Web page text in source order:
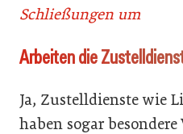
Schließungen um
Arbeiten die
Ja, Zustelldienste wie
haben sogar